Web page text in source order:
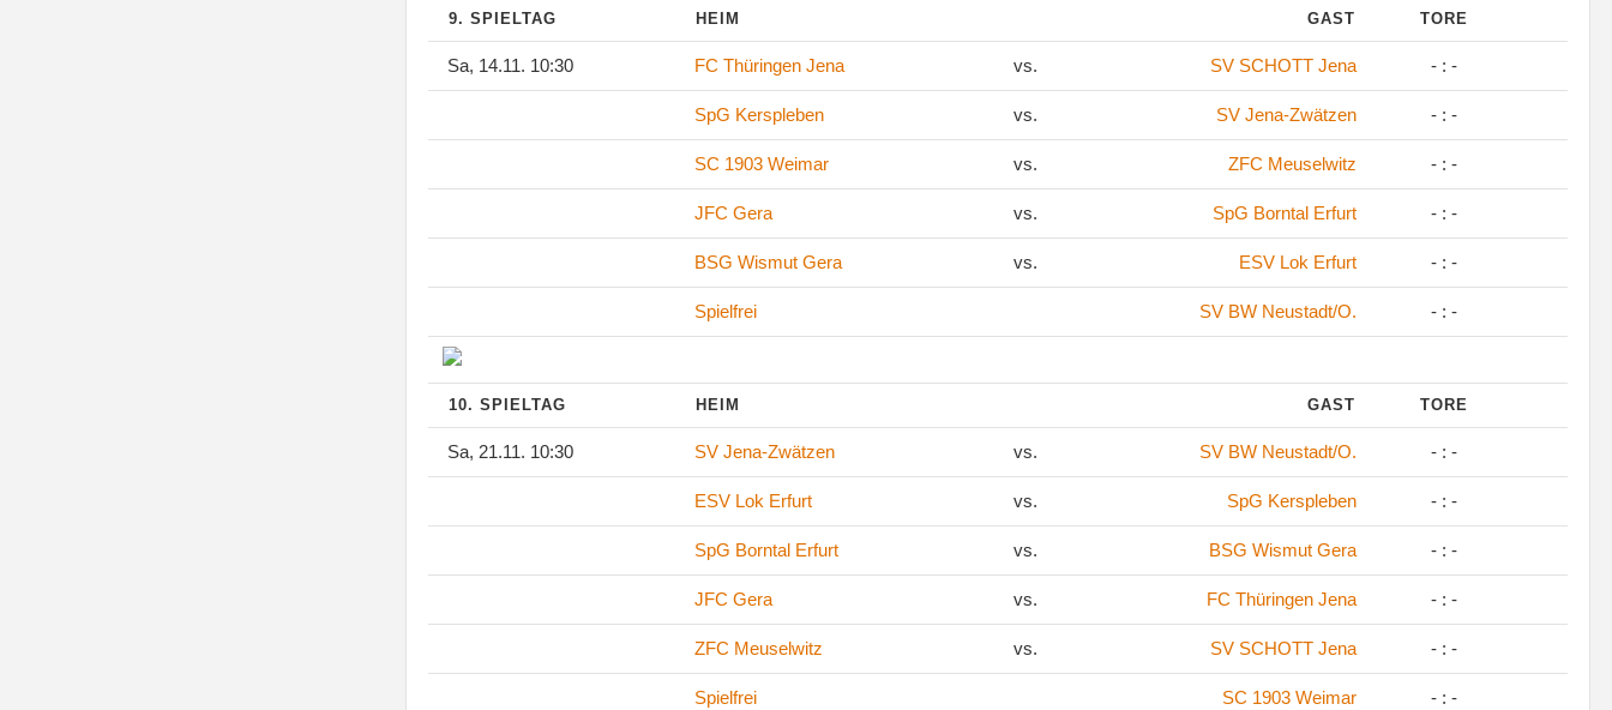
9. SPIELTAG HEIM GAST TORE
Sa, 14.11. 10:30 FC Thüringen Jena vs. SV SCHOTT Jena - : -
SpG Kerspleben vs. SV Jena-Zwätzen - : -
SC 1903 Weimar vs. ZFC Meuselwitz - : -
JFC Gera vs. SpG Borntal Erfurt - : -
BSG Wismut Gera vs. ESV Lok Erfurt - : -
Spielfrei SV BW Neustadt/O. - : -
10. SPIELTAG HEIM GAST TORE
Sa, 21.11. 10:30 SV Jena-Zwätzen vs. SV BW Neustadt/O. - : -
ESV Lok Erfurt vs. SpG Kerspleben - : -
SpG Borntal Erfurt vs. BSG Wismut Gera - : -
JFC Gera vs. FC Thüringen Jena - : -
ZFC Meuselwitz vs. SV SCHOTT Jena - : -
Spielfrei SC 1903 Weimar - : -